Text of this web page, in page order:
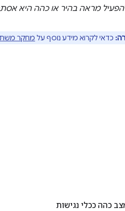
מראה בהיר או כהה היא
כדאי לקרוא מידע נוסף על מחקר
כהה ככלי נגישות